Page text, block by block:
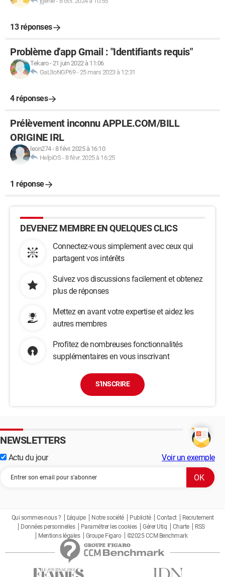
13 réponses
Problème d'app Gmail : "Identifiants requis"
Tekaro-21 juin 2022 à 11:06
GaLlIoNGP69-25 mars 2023 à 12:31
4 réponses
Prélèvement inconnu APPLE.COM/BILL
ORIGINE IRL
leon274-8 févr. 2025 à 16:10
HelpiOS - 8 févr. 2025 à 16:25
1 réponse
DEVENEZ MEMBRE EN QUELQUES CLICS
Connectez-vous simplement avec ceux qui
partagent vos intérêts
Suivez vos discussions facilement et obtenez
plus de réponses
Mettez en avant votre expertise et aidez les
autres membres
Profitez de nombreuses fonctionnalités
supplémentaires en vous inscrivant
S'INSCRIRE
NEWSLETTERS
Actu du jour Voir un exemple
Qui sommes-nous ? L'équipe Notre société Publicité Contact
Recrutement
Données personnelles
Paramétrer les cookies Gérer Utiq Charte
RSS
Mentions légales
Groupe Figaro ©2025 CCM Benchmark